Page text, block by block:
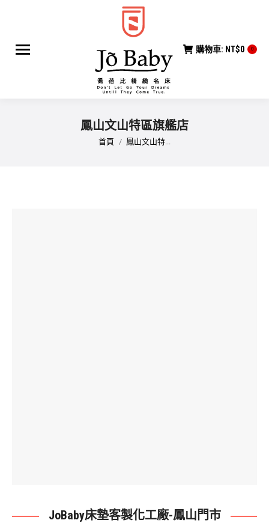
購物車: NT$0 0
鳳山文山特區旗艦店
您在這裡：
首頁 鳳山文山特...
JoBaby床墊客製化工廠-鳳山門市